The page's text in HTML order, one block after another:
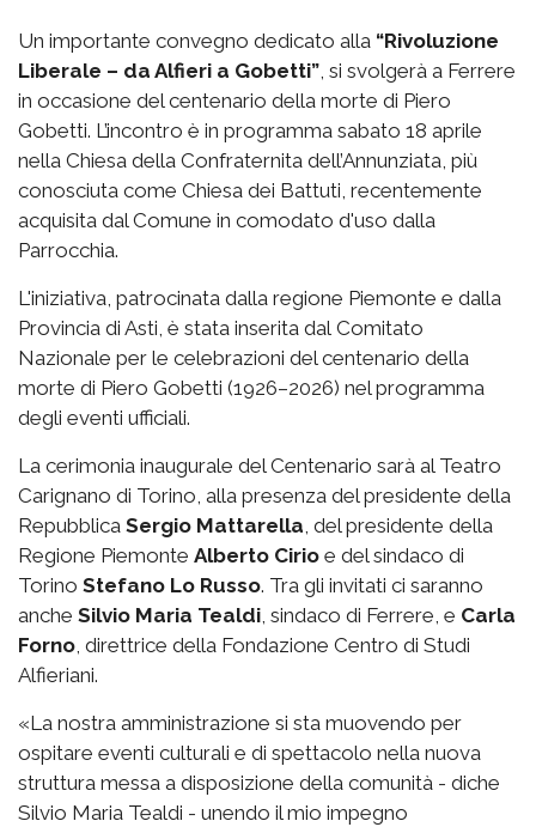
Un importante convegno dedicato alla “Rivoluzione
Liberale – da Alfieri a Gobetti”, si svolgerà a Ferrere
in occasione del centenario della morte di Piero
Gobetti. L’incontro è in programma sabato 18 aprile
nella Chiesa della Confraternita dell’Annunziata, più
conosciuta come Chiesa dei Battuti, recentemente
acquisita dal Comune in comodato d'uso dalla
Parrocchia.
L'iniziativa, patrocinata dalla regione Piemonte e dalla
Provincia di Asti, è stata inserita dal Comitato
Nazionale per le celebrazioni del centenario della
morte di Piero Gobetti (1926–2026) nel programma
degli eventi ufficiali.
La cerimonia inaugurale del Centenario sarà al Teatro
Carignano di Torino, alla presenza del presidente della
Repubblica Sergio Mattarella, del presidente della
Regione Piemonte Alberto Cirio e del sindaco di
Torino Stefano Lo Russo. Tra gli invitati ci saranno
anche Silvio Maria Tealdi, sindaco di Ferrere, e Carla
Forno, direttrice della Fondazione Centro di Studi
Alfieriani.
«La nostra amministrazione si sta muovendo per
ospitare eventi culturali e di spettacolo nella nuova
struttura messa a disposizione della comunità - diche
Silvio Maria Tealdi - unendo il mio impegno